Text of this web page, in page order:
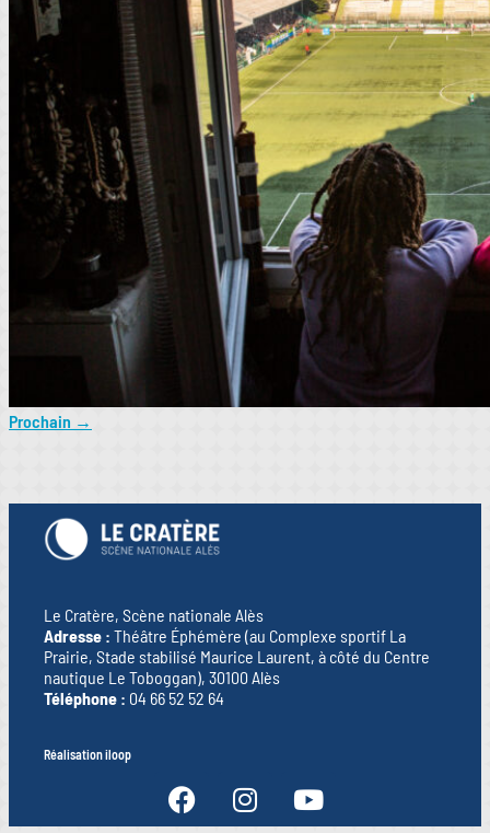
Prochain →
Le Cratère, Scène nationale Alès
Adresse : Théâtre Éphémère (au Complexe sportif La
Prairie, Stade stabilisé Maurice Laurent, à côté du Centre
nautique Le Toboggan), 30100 Alès
Téléphone : 04 66 52 52 64
Réalisation iloop